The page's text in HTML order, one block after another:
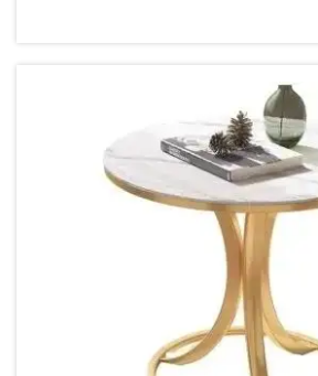
ألوان وأنماط، ولذلك فإن كل طاولة